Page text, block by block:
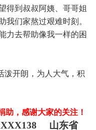
得到叔叔阿姨、哥哥姐
我们家熬过艰难时刻。
力去帮助像我一样的困
泼开朗，为人大气，积
助，感谢大家的关注！
山东省